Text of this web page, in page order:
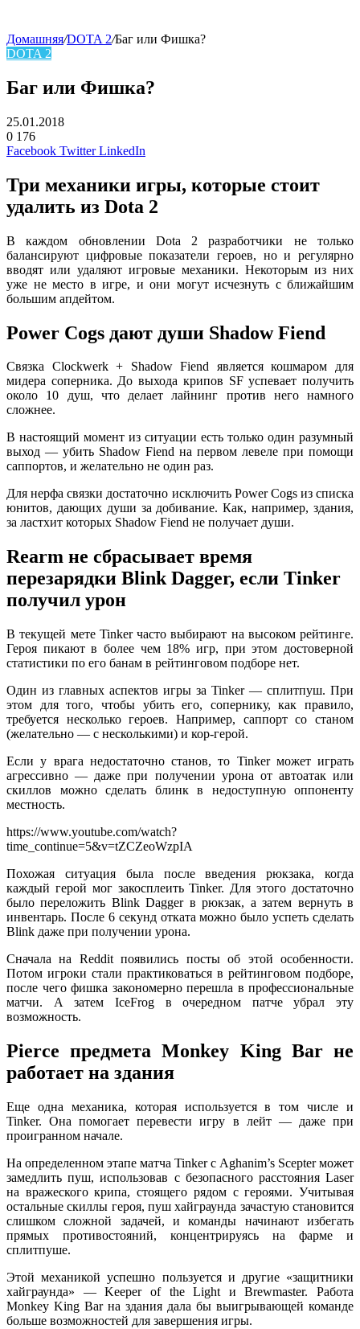
Домашняя/DOTA 2/Баг или Фишка?
DOTA 2
Баг или Фишка?
25.01.2018
0 176
Facebook Twitter LinkedIn
Три механики игры, которые стоит
удалить из Dota 2
В каждом обновлении Dota 2 разработчики не только
балансируют цифровые показатели героев, но и регулярно
вводят или удаляют игровые механики. Некоторым из них
уже не место в игре, и они могут исчезнуть с ближайшим
большим апдейтом.
Power Cogs дают души Shadow Fiend
Связка Clockwerk + Shadow Fiend является кошмаром для
мидера соперника. До выхода крипов SF успевает получить
около 10 душ, что делает лайнинг против него намного
сложнее.
В настоящий момент из ситуации есть только один разумный
выход — убить Shadow Fiend на первом левеле при помощи
саппортов, и желательно не один раз.
Для нерфа связки достаточно исключить Power Cogs из списка
юнитов, дающих души за добивание. Как, например, здания,
за ластхит которых Shadow Fiend не получает души.
Rearm не сбрасывает время
перезарядки Blink Dagger, если Tinker
получил урон
В текущей мете Tinker часто выбирают на высоком рейтинге.
Героя пикают в более чем 18% игр, при этом достоверной
статистики по его банам в рейтинговом подборе нет.
Один из главных аспектов игры за Tinker — сплитпуш. При
этом для того, чтобы убить его, сопернику, как правило,
требуется несколько героев. Например, саппорт со станом
(желательно — с несколькими) и кор-герой.
Если у врага недостаточно станов, то Tinker может играть
агрессивно — даже при получении урона от автоатак или
скиллов можно сделать блинк в недоступную оппоненту
местность.
https://www.youtube.com/watch?
time_continue=5&v=tZCZeoWzpIA
Похожая ситуация была после введения рюкзака, когда
каждый герой мог закосплеить Tinker. Для этого достаточно
было переложить Blink Dagger в рюкзак, а затем вернуть в
инвентарь. После 6 секунд отката можно было успеть сделать
Blink даже при получении урона.
Сначала на Reddit появились посты об этой особенности.
Потом игроки стали практиковаться в рейтинговом подборе,
после чего фишка закономерно перешла в профессиональные
матчи. А затем IceFrog в очередном патче убрал эту
возможность.
Pierce предмета Monkey King Bar не
работает на здания
Еще одна механика, которая используется в том числе и
Tinker. Она помогает перевести игру в лейт — даже при
проигранном начале.
На определенном этапе матча Tinker с Aghanim’s Scepter может
замедлить пуш, использовав с безопасного расстояния Laser
на вражеского крипа, стоящего рядом с героями. Учитывая
остальные скиллы героя, пуш хайграунда зачастую становится
слишком сложной задачей, и команды начинают избегать
прямых противостояний, концентрируясь на фарме и
сплитпуше.
Этой механикой успешно пользуется и другие «защитники
хайграунда» — Keeper of the Light и Brewmaster. Работа
Monkey King Bar на здания дала бы выигрывающей команде
больше возможностей для завершения игры.